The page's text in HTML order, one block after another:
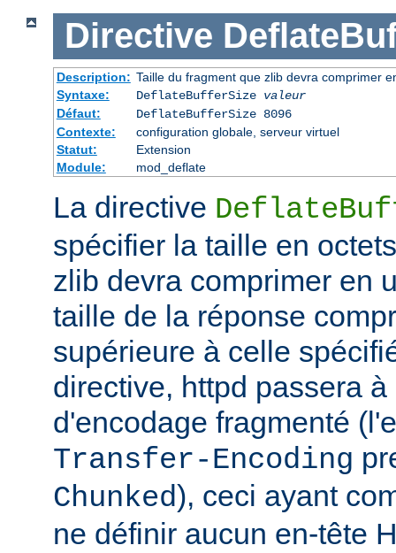
Directive
Description: Taille du fragment que zlib devra comprimer
Syntaxe:
DeflateBufferSize valeur
Défaut:
DeflateBufferSize 8096
Contexte:
configuration globale, serveur virtuel
Statut:
Extension
Module:
mod_deflate
La directive
spécifier la taille en
zlib devra comprimer en
taille de la réponse
supérieure à celle
directive, httpd passera
d'encodage fragmenté
Transfer-Encoding
Chunked), ceci ayant
ne définir aucun en-tête